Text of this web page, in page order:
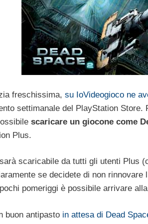
freschissima, su IoVideogioco ne
settimanale del PlayStation
scaricare un giocone come
Plus.
sarà scaricabile da tutti gli utenti Plus
se decidete di non rinnovare
pomeriggi è possibile arrivare
buon antipasto in attesa di Dead